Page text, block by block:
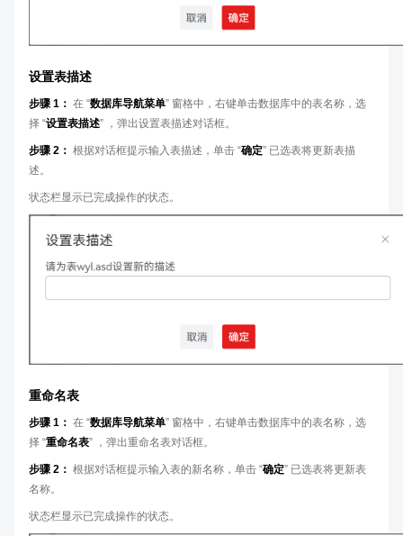
设置表描述
步骤 1： 在 “数据库导航菜单” 窗格中，右键单击数据库中的表名称，选
择 “设置表描述” ，弹出设置表描述对话框。
步骤 2： 根据对话框提示输入表描述，单击 “确定” 已选表将更新表描
述。
状态栏显示已完成操作的状态。
重命名表
步骤 1： 在 “数据库导航菜单” 窗格中，右键单击数据库中的表名称，选
择 “重命名表” ，弹出重命名表对话框。
步骤 2： 根据对话框提示输入表的新名称，单击 “确定” 已选表将更新表
名称。
状态栏显示已完成操作的状态。